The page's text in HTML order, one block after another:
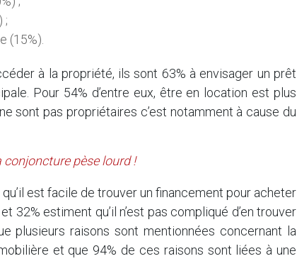
;
(15%).
à la propriété, ils sont 63% à envisager un prêt
Pour 54% d’entre eux, être en location est plus
sont pas propriétaires c’est notamment à cause du
pèse lourd !
est facile de trouver un financement pour acheter
32% estiment qu’il n’est pas compliqué d’en trouver
plusieurs raisons sont mentionnées concernant la
et que 94% de ces raisons sont liées à une